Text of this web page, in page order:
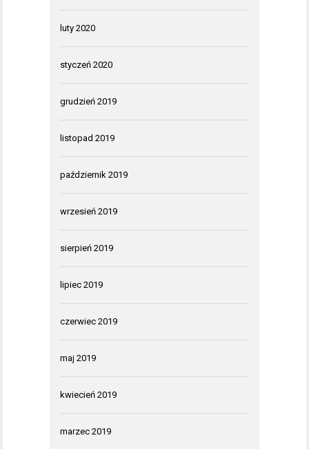
luty 2020
styczeń 2020
grudzień 2019
listopad 2019
październik 2019
wrzesień 2019
sierpień 2019
lipiec 2019
czerwiec 2019
maj 2019
kwiecień 2019
marzec 2019